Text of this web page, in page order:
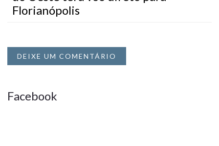
Florianópolis
DEIXE UM COMENTÁRIO
Facebook